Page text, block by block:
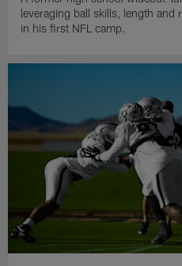
leveraging ball skills, length and
in his first NFL camp.